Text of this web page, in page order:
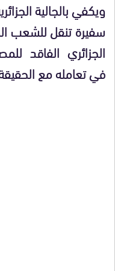
ويكفي بالجالية
سفيرة تنقل للشعب
الجزائري الفاقد
في تعامله مع